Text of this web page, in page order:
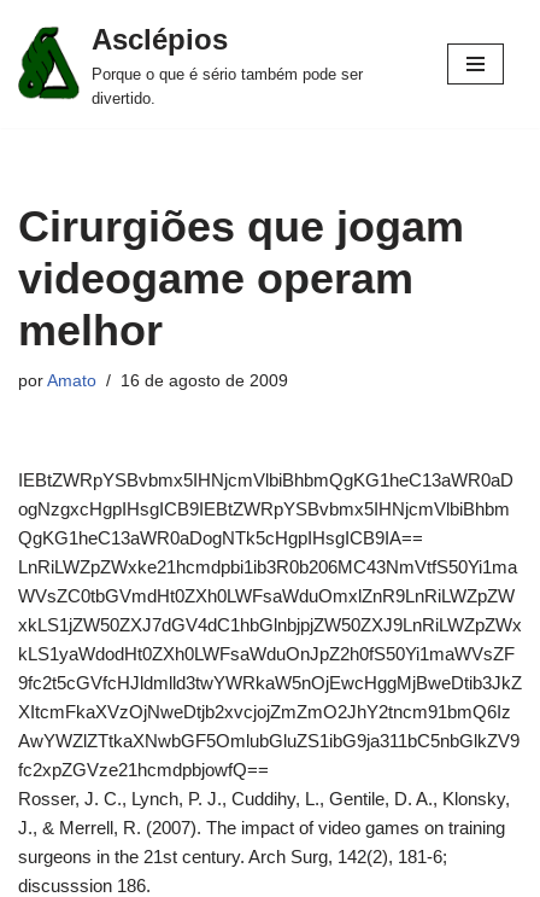
Pular
para
Asclépios
Porque o que é sério também pode ser
divertido.
Cirurgiões que jogam
videogame operam
melhor
por Amato 16 de agosto de 2009
IEBtZWRpYSBvbmx5IHNjcmVlbiBhbmQgKG1heC13aWR0aD
ogNzgxcHgpIHsgICB9IEBtZWRpYSBvbmx5IHNjcmVlbiBhbm
QgKG1heC13aWR0aDogNTk5cHgpIHsgICB9IA==
LnRiLWZpZWxke21hcmdpbi1ib3R0b206MC43NmVtfS50Yi1ma
WVsZC0tbGVmdHt0ZXh0LWFsaWduOmxlZnR9LnRiLWZpZW
xkLS1jZW50ZXJ7dGV4dC1hbGlnbjpjZW50ZXJ9LnRiLWZpZWx
kLS1yaWdodHt0ZXh0LWFsaWduOnJpZ2h0fS50Yi1maWVsZF
9fc2t5cGVfcHJldmlld3twYWRkaW5nOjEwcHggMjBweDtib3JkZ
XItcmFkaXVzOjNweDtjb2xvcjojZmZmO2JhY2tncm91bmQ6Iz
AwYWZlZTtkaXNwbGF5OmlubGluZS1ibG9ja311bC5nbGlkZV9
fc2xpZGVze21hcmdpbjowfQ==
Rosser, J. C., Lynch, P. J., Cuddihy, L., Gentile, D. A., Klonsky,
J., & Merrell, R. (2007). The impact of video games on training
surgeons in the 21st century. Arch Surg, 142(2), 181-6;
discusssion 186.